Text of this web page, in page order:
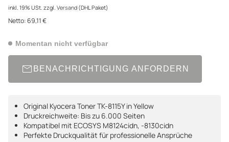
inkl. 19% USt. zzgl. Versand (DHL Paket)
Netto:69,11 €
Momentan nicht verfügbar
BENACHRICHTIGUNG ANFORDERN
Original Kyocera Toner TK-8115Y in Yellow
Druckreichweite: Bis zu 6.000 Seiten
Kompatibel mit ECOSYS M8124cidn, -8130cidn
Perfekte Druckqualität für professionelle Ansprüche